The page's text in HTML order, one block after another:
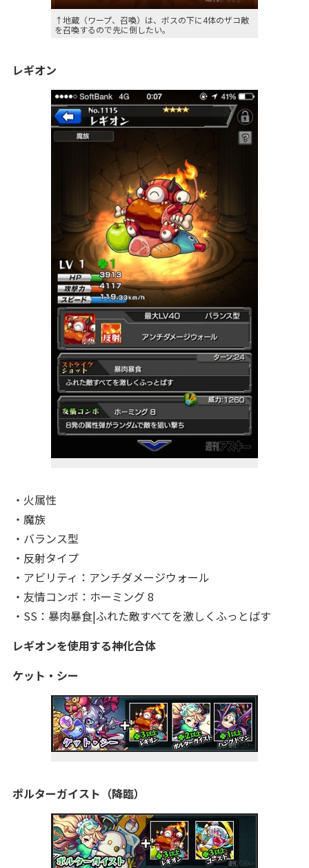
↑地蔵（ワープ、召喚）は、ボスの下に4体のザコ敵
を召喚するので先に倒したい。
レギオン
・火属性
・魔族
・バランス型
・反射タイプ
・アビリティ：アンチダメージウォール
・友情コンボ：ホーミング 8
・SS：暴肉暴食|ふれた敵すべてを激しくふっとばす
レギオンを使用する神化合体
ケット・シー
ポルターガイスト（降臨）